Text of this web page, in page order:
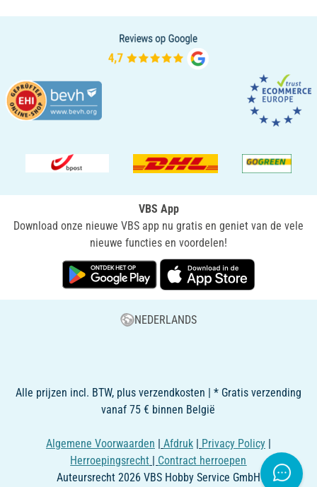
VBS App
Download onze nieuwe VBS app nu gratis en geniet van de vele
nieuwe functies en voordelen!
NEDERLANDS
Alle prijzen incl. BTW, plus verzendkosten | * Gratis verzending
vanaf 75 € binnen België
Algemene Voorwaarden | Afdruk | Privacy Policy |
Herroepingsrecht | Contract herroepen
Auteursrecht 2026 VBS Hobby Service GmbH